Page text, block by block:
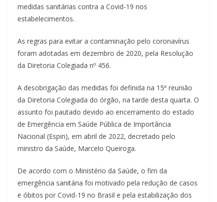
medidas sanitárias contra a Covid-19 nos
estabelecimentos.
As regras para evitar a contaminação pelo coronavírus
foram adotadas em dezembro de 2020, pela Resolução
da Diretoria Colegiada nº 456.
A desobrigação das medidas foi definida na 15ª reunião
da Diretoria Colegiada do órgão, na tarde desta quarta. O
assunto foi pautado devido ao encerramento do estado
de Emergência em Saúde Pública de Importância
Nacional (Espin), em abril de 2022, decretado pelo
ministro da Saúde, Marcelo Queiroga.
De acordo com o Ministério da Saúde, o fim da
emergência sanitária foi motivado pela redução de casos
e óbitos por Covid-19 no Brasil e pela estabilização dos